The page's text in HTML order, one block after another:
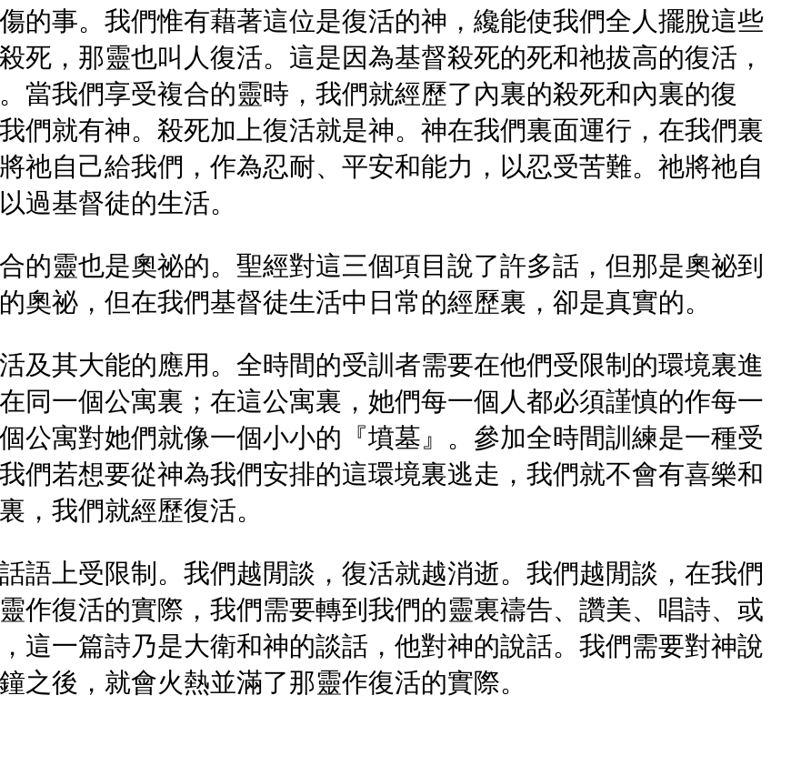
的事。我們惟有藉著這位是復活的神，纔能使我們全人擺脫這些
死，那靈也叫人復活。這是因為基督殺死的死和祂拔高的復活，
當我們享受複合的靈時，我們就經歷了內裏的殺死和內裏的復
們就有神。殺死加上復活就是神。神在我們裏面運行，在我們裏
祂自己給我們，作為忍耐、平安和能力，以忍受苦難。祂將祂自
過基督徒的生活。
的靈也是奧祕的。聖經對這三個項目說了許多話，但那是奧祕到
奧祕，但在我們基督徒生活中日常的經歷裏，卻是真實的。
及其大能的應用。全時間的受訓者需要在他們受限制的環境裏進
同一個公寓裏；在這公寓裏，她們每一個人都必須謹慎的作每一
公寓對她們就像一個小小的『墳墓』。參加全時間訓練是一種受
們若想要從神為我們安排的這環境裏逃走，我們就不會有喜樂和
，我們就經歷復活。
語上受限制。我們越閒談，復活就越消逝。我們越閒談，在我們
作復活的實際，我們需要轉到我們的靈裏禱告、讚美、唱詩、或
這一篇詩乃是大衛和神的談話，他對神的說話。我們需要對神說
之後，就會火熱並滿了那靈作復活的實際。